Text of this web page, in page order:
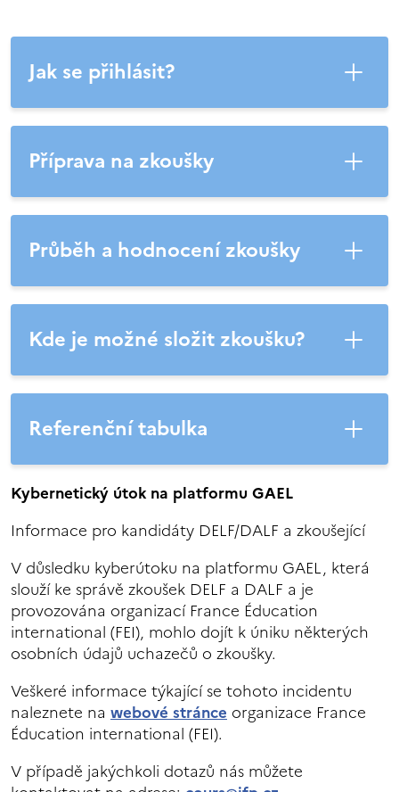
Jak se přihlásit?
Příprava na zkoušky
Průběh a hodnocení zkoušky
Kde je možné složit zkoušku?
Referenční tabulka
Kybernetický útok na platformu GAEL
Informace pro kandidáty DELF/DALF a zkoušející
V důsledku kyberútoku na platformu GAEL, která
slouží ke správě zkoušek DELF a DALF a je
provozována organizací France Éducation
international (FEI), mohlo dojít k úniku některých
osobních údajů uchazečů o zkoušky.
Veškeré informace týkající se tohoto incidentu
naleznete na webové stránce organizace France
Éducation international (FEI).
V případě jakýchkoli dotazů nás můžete